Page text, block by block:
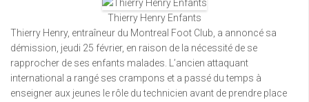
Thierry Henry Enfants
Thierry Henry, entraîneur du Montreal Foot Club, a annoncé sa
démission, jeudi 25 février, en raison de la nécessité de se
rapprocher de ses enfants malades. L’ancien attaquant
international a rangé ses crampons et a passé du temps à
enseigner aux jeunes le rôle du technicien avant de prendre place